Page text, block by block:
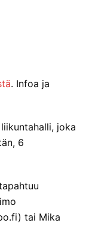
. Infoa ja
joka
6
tai Mika